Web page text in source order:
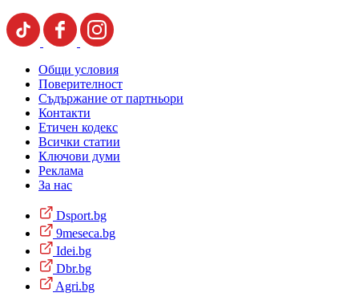
Общи условия
Поверителност
Съдържание от партньори
Контакти
Етичен кодекс
Всички статии
Ключови думи
Реклама
За нас
Dsport.bg
9meseca.bg
Idei.bg
Dbr.bg
Agri.bg